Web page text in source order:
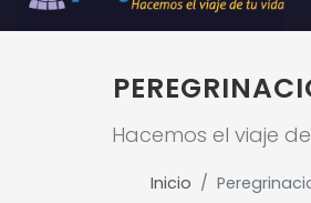
Hacemos el viaje
Inicio